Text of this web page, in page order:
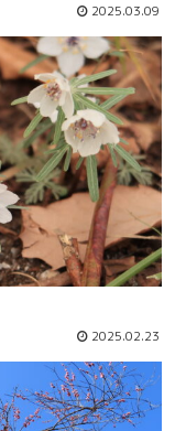
2025.03.09
2025.02.23